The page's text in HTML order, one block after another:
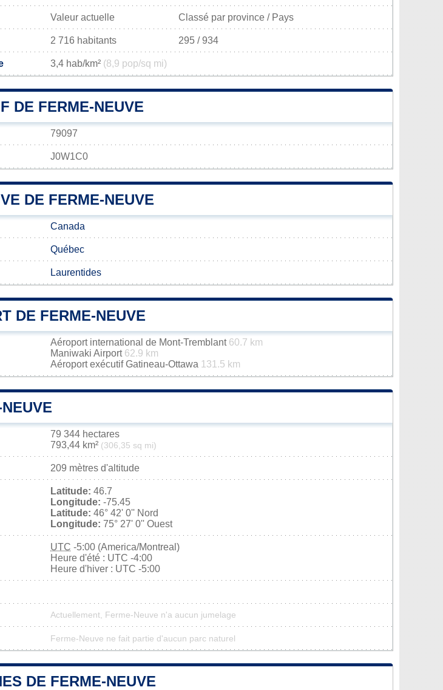
Valeur actuelle Classé par province / Pays
2 716 habitants 295 / 934
3,4 hab/km² (8,9 pop/sq mi)
DE FERME-NEUVE
79097
J0W1C0
DE FERME-NEUVE
Canada
Québec
Laurentides
DE FERME-NEUVE
Aéroport international de Mont-Tremblant 60.7 km
Maniwaki Airport 62.9 km
Aéroport exécutif Gatineau-Ottawa 131.5 km
79 344 hectares
793,44 km² (306,35 sq mi)
209 mètres d'altitude
Latitude: 46.7
Longitude: -75.45
Latitude: 46° 42' 0'' Nord
Longitude: 75° 27' 0'' Ouest
UTC -5:00 (America/Montreal)
Heure d'été : UTC -4:00
Heure d'hiver : UTC -5:00
Actuellement, Ferme-Neuve n'a aucun jumelage
Ferme-Neuve ne fait partie d'aucun parc naturel
DE FERME-NEUVE